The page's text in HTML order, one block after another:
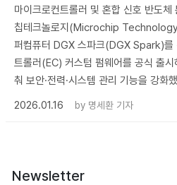
마이크로컨트롤러 및 혼합 신호 반도체
칩테크놀로지(Microchip
퍼컴퓨터 DGX 스파크(DGX Spark)를
트롤러(EC) 커스텀 펌웨어를 공식 출
춰 보안·전력·시스템 관리 기능을 강화
2026.01.16
by 명세환 기자
Newsletter